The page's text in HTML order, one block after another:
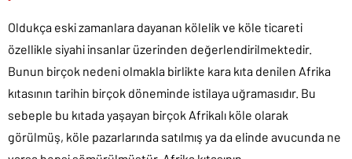
Oldukça eski zamanlara dayanan kölelik ve köle ticareti
özellikle siyahi insanlar üzerinden değerlendirilmektedir.
Bunun birçok nedeni olmakla birlikte kara kıta denilen Afrika
kıtasının tarihin birçok döneminde istilaya uğramasıdır. Bu
sebeple bu kıtada yaşayan birçok Afrikalı köle olarak
görülmüş, köle pazarlarında satılmış ya da elinde avucunda ne